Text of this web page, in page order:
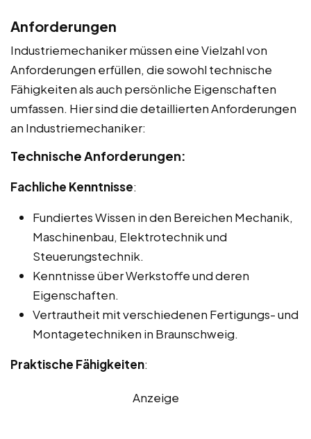
Anforderungen
Industriemechaniker müssen eine Vielzahl von
Anforderungen erfüllen, die sowohl technische
Fähigkeiten als auch persönliche Eigenschaften
umfassen. Hier sind die detaillierten Anforderungen
an Industriemechaniker:
Technische Anforderungen:
Fachliche Kenntnisse:
Fundiertes Wissen in den Bereichen Mechanik,
Maschinenbau, Elektrotechnik und
Steuerungstechnik.
Kenntnisse über Werkstoffe und deren
Eigenschaften.
Vertrautheit mit verschiedenen Fertigungs- und
Montagetechniken in Braunschweig.
Praktische Fähigkeiten:
Anzeige